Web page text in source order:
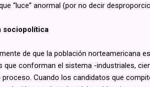
“luce” anormal (por no decir
sociopolítica
de que la población norteamericana
que conforman el sistema -industriales,
proceso. Cuando los candidatos que